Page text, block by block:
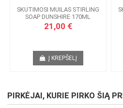
SKUTIMOSI MUILAS STIRLING
SOAP DUNSHIRE 170ML
21,00 €
Į KREPŠELĮ
PIRKĖJAI, KURIE PIRKO ŠIĄ